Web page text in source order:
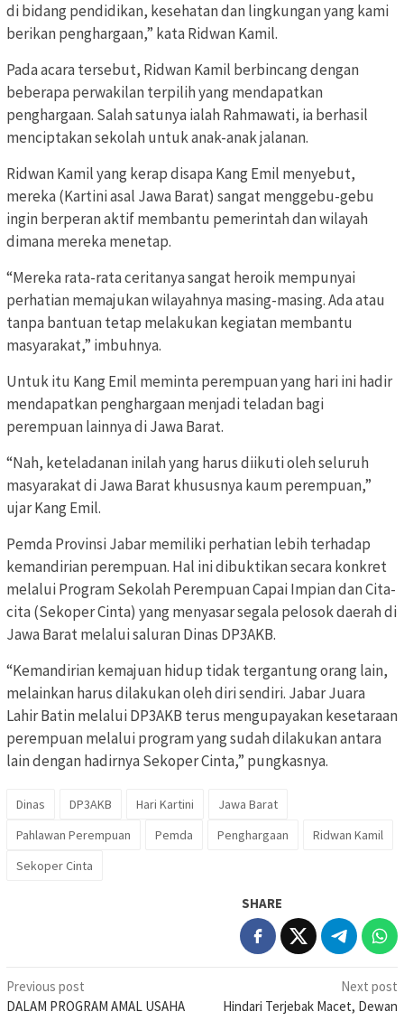
di bidang pendidikan, kesehatan dan lingkungan yang kami
berikan penghargaan,” kata Ridwan Kamil.
Pada acara tersebut, Ridwan Kamil berbincang dengan
beberapa perwakilan terpilih yang mendapatkan
penghargaan. Salah satunya ialah Rahmawati, ia berhasil
menciptakan sekolah untuk anak-anak jalanan.
Ridwan Kamil yang kerap disapa Kang Emil menyebut,
mereka (Kartini asal Jawa Barat) sangat menggebu-gebu
ingin berperan aktif membantu pemerintah dan wilayah
dimana mereka menetap.
“Mereka rata-rata ceritanya sangat heroik mempunyai
perhatian memajukan wilayahnya masing-masing. Ada atau
tanpa bantuan tetap melakukan kegiatan membantu
masyarakat,” imbuhnya.
Untuk itu Kang Emil meminta perempuan yang hari ini hadir
mendapatkan penghargaan menjadi teladan bagi
perempuan lainnya di Jawa Barat.
“Nah, keteladanan inilah yang harus diikuti oleh seluruh
masyarakat di Jawa Barat khususnya kaum perempuan,”
ujar Kang Emil.
Pemda Provinsi Jabar memiliki perhatian lebih terhadap
kemandirian perempuan. Hal ini dibuktikan secara konkret
melalui Program Sekolah Perempuan Capai Impian dan Cita-
cita (Sekoper Cinta) yang menyasar segala pelosok daerah di
Jawa Barat melalui saluran Dinas DP3AKB.
“Kemandirian kemajuan hidup tidak tergantung orang lain,
melainkan harus dilakukan oleh diri sendiri. Jabar Juara
Lahir Batin melalui DP3AKB terus mengupayakan kesetaraan
perempuan melalui program yang sudah dilakukan antara
lain dengan hadirnya Sekoper Cinta,” pungkasnya.
Dinas DP3AKB Hari Kartini
Jawa Barat
Pahlawan Perempuan
Pemda Penghargaan
Ridwan Kamil
Sekoper Cinta
SHARE
Post
navigation
Previous post
DALAM PROGRAM AMAL USAHA
Next post
Hindari Terjebak Macet, Dewan